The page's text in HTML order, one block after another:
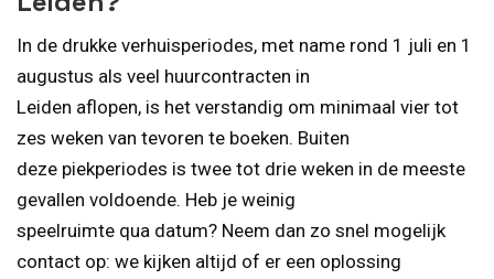
In de drukke verhuisperiodes, met name rond 1 juli en 1
augustus als veel huurcontracten in
Leiden aflopen, is het verstandig om minimaal vier tot
zes weken van tevoren te boeken. Buiten
deze piekperiodes is twee tot drie weken in de meeste
gevallen voldoende. Heb je weinig
speelruimte qua datum? Neem dan zo snel mogelijk
contact op: we kijken altijd of er een oplossing